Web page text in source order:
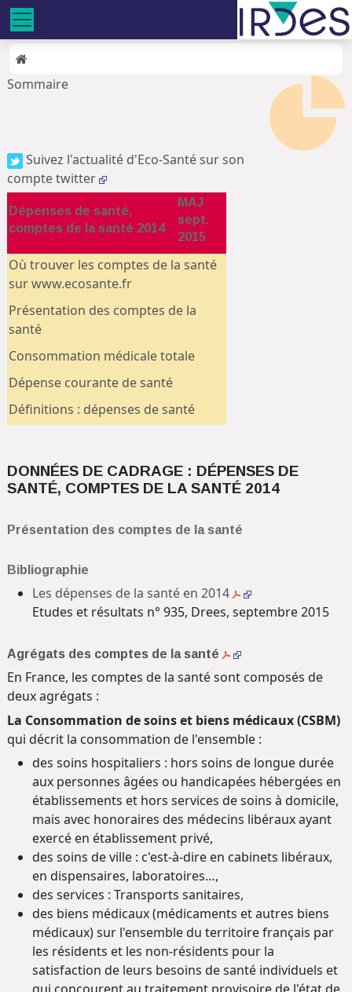
Sommaire
Suivez l'actualité d'Eco-Santé sur son
compte twitter
Dépenses de santé,
comptes de la santé 2014
MAJ
sept.
2015
Où trouver les comptes de la santé
sur www.ecosante.fr
Présentation des comptes de la
santé
Consommation médicale totale
Dépense courante de santé
Définitions : dépenses de santé
DONNÉES DE CADRAGE : DÉPENSES DE
SANTÉ, COMPTES DE LA SANTÉ 2014
Présentation des comptes de la santé
Bibliographie
Les dépenses de la santé en 2014
Etudes et résultats n° 935, Drees, septembre 2015
Agrégats des comptes de la santé
En France, les comptes de la santé sont composés de
deux agrégats :
La Consommation de soins et biens médicaux (CSBM)
qui décrit la consommation de l'ensemble :
des soins hospitaliers : hors soins de longue durée
aux personnes âgées ou handicapées hébergées en
établissements et hors services de soins à domicile,
mais avec honoraires des médecins libéraux ayant
exercé en établissement privé,
des soins de ville : c'est-à-dire en cabinets libéraux,
en dispensaires, laboratoires…,
des services : Transports sanitaires,
des biens médicaux (médicaments et autres biens
médicaux) sur l'ensemble du territoire français par
les résidents et les non-résidents pour la
satisfaction de leurs besoins de santé individuels et